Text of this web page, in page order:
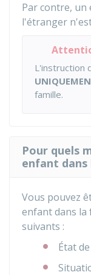
Par contre, un
l'étranger
L'instruction
famille.
Pour quels
enfant dans
Vous pouvez
enfant dans la
suivants :
État